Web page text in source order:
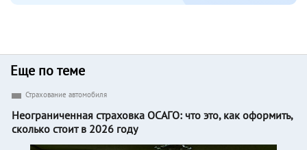
Еще по теме
Страхование автомобиля
Неограниченная страховка ОСАГО: что это, как оформить,
сколько стоит в 2026 году